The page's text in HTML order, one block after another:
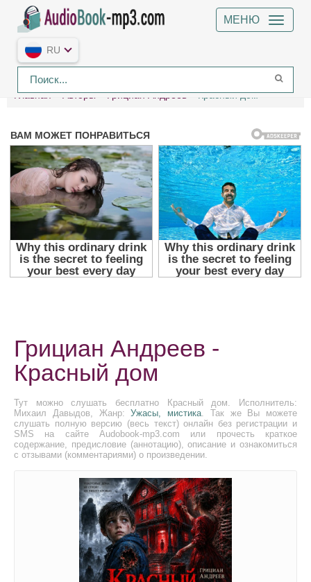
МЕНЮ
RU
Главная Авторы Грициан Андреев Красный дом
Грициан Андреев -
Красный дом
Тут можно слушать бесплатно Красный дом. Исполнитель:
Михаил Давыдов, Жанр:Ужасы, мистика. Так же Вы можете
слушать полную версию (весь текст) онлайн без регистрации и
SMS на сайте Audobook-mp3.com или прочесть краткое
содержание, предисловие (аннотацию), описание и ознакомиться
с отзывами (комментариями) о произведении.